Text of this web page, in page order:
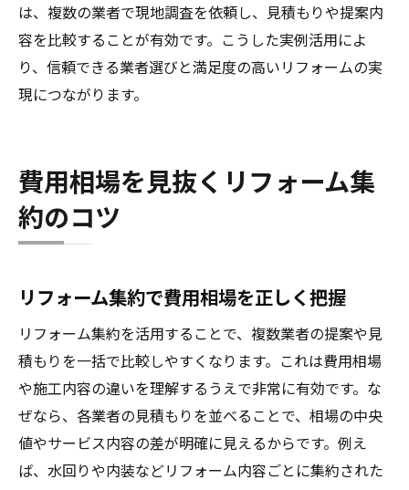
は、複数の業者で現地調査を依頼し、見積もりや提案内
容を比較することが有効です。こうした実例活用によ
り、信頼できる業者選びと満足度の高いリフォームの実
現につながります。
費用相場を見抜くリフォーム集
約のコツ
リフォーム集約で費用相場を正しく把握
リフォーム集約を活用することで、複数業者の提案や見
積もりを一括で比較しやすくなります。これは費用相場
や施工内容の違いを理解するうえで非常に有効です。な
ぜなら、各業者の見積もりを並べることで、相場の中央
値やサービス内容の差が明確に見えるからです。例え
ば、水回りや内装などリフォーム内容ごとに集約された